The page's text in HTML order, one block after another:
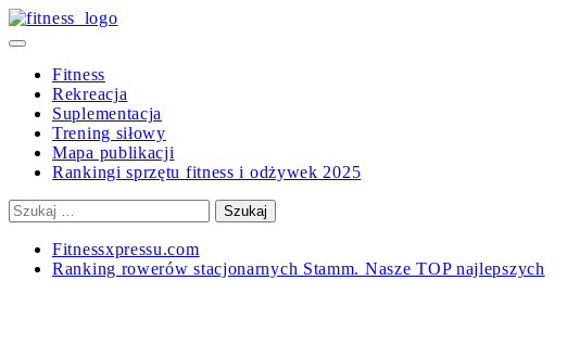
Skip
to
Primary
Fitness
Rekreacja
Suplementacja
Trening siłowy
Mapa publikacji
Rankingi sprzętu fitness i odżywek 2025
Szukaj:
Fitnessxpressu.com
Ranking rowerów stacjonarnych Stamm. Nasze TOP najlepszych